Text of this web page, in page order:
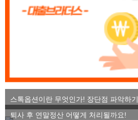
스톡옵션이란 무엇인가! 장단점 파악하기
퇴사 후 연말정산 어떻게 처리될까요!